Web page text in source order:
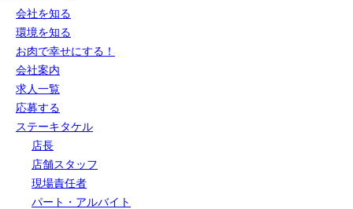
会社を知る
環境を知る
お肉で幸せにする！
会社案内
求人一覧
応募する
ステーキタケル
店長
店舗スタッフ
現場責任者
パート・アルバイト